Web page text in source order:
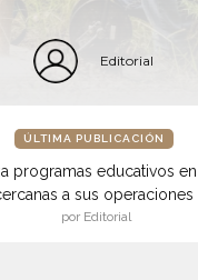
Editorial
ÚLTIMA PUBLICACIÓN
programas educativos
a sus operaciones
por Editorial